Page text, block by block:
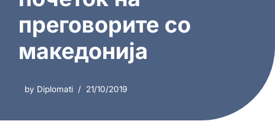
преговорите со
македонија
by Diplomati 21/10/2019